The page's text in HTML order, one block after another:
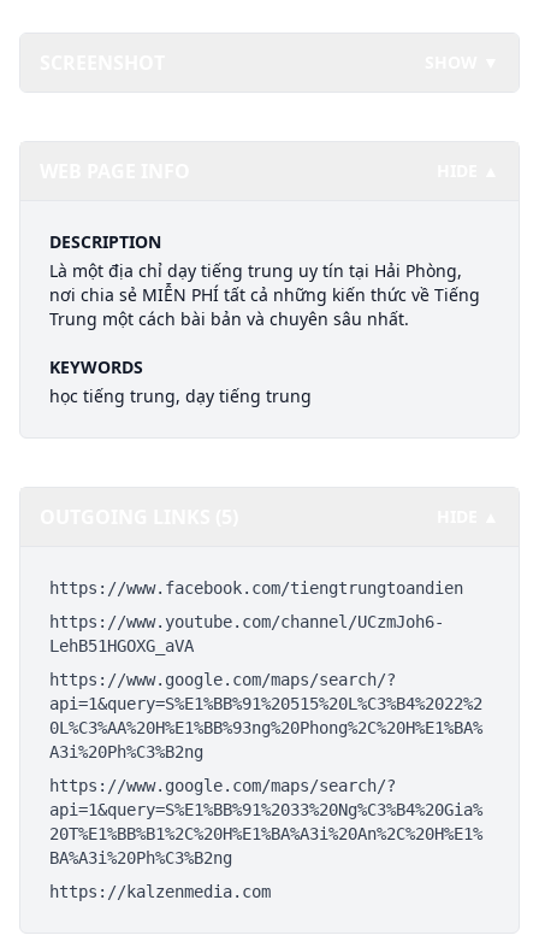
DESCRIPTION
Là một địa chỉ dạy tiếng trung uy tín tại Hải Phòng,
nơi chia sẻ MIỄN PHÍ tất cả những kiến thức về Tiếng
Trung một cách bài bản và chuyên sâu nhất.
KEYWORDS
học tiếng trung, dạy tiếng trung
https://www.facebook.com/tiengtrungtoandien
https://www.youtube.com/channel/UCzmJoh6-
LehB51HGOXG_aVA
https://www.google.com/maps/search/?
api=1&query=S%E1%BB%91%20515%20L%C3%B4%2022%2
0L%C3%AA%20H%E1%BB%93ng%20Phong%2C%20H%E1%BA%
A3i%20Ph%C3%B2ng
https://www.google.com/maps/search/?
api=1&query=S%E1%BB%91%2033%20Ng%C3%B4%20Gia%
20T%E1%BB%B1%2C%20H%E1%BA%A3i%20An%2C%20H%E1%
BA%A3i%20Ph%C3%B2ng
https://kalzenmedia.com